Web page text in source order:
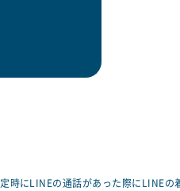
時にLINEの通話があった際にLINEの